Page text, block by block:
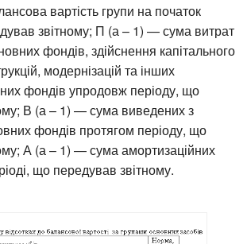
вартість групи на початок
звітному; П (а – 1) — сума витрат
фондів, здійснення капітального
модернізацій та інших
фондів упродовж періоду, що
В (а – 1) — сума виведених з
фондів протягом періоду, що
А (а – 1) — сума амортизаційних
що передував звітному.